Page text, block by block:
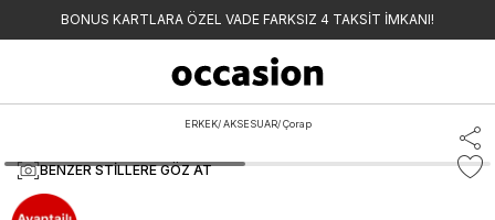
BONUS KARTLARA ÖZEL VADE FARKSIZ 4 TAKSİT İMKANI!
ERKEK/ AKSESUAR/ Çorap
BENZER STILLERE GÖZ AT